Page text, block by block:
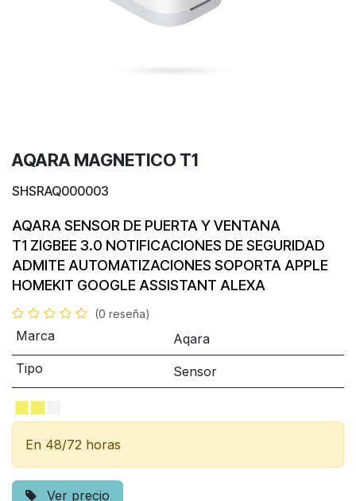
AQARA MAGNETICO T1
SHSRAQ000003
AQARA SENSOR DE PUERTA Y VENTANA
T1 ZIGBEE 3.0 NOTIFICACIONES DE SEGURIDAD
ADMITE AUTOMATIZACIONES SOPORTA APPLE
HOMEKIT GOOGLE ASSISTANT ALEXA
(0 reseña)
Marca
Aqara
Tipo
Sensor
En 48/72 horas
Ver precio